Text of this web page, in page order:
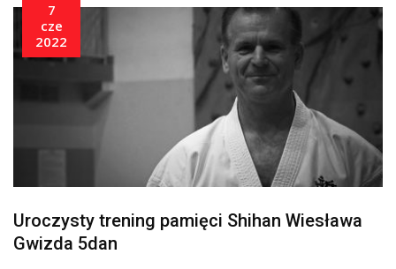
7
cze
2022
Uroczysty trening pamięci Shihan Wiesława
Gwizda 5dan